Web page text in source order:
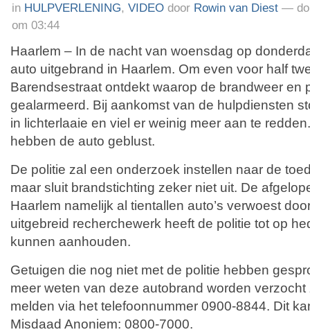
in HULPVERLENING, VIDEO door Rowin van Diest —
om 03:44
Haarlem – In de nacht van woensdag op
auto uitgebrand in Haarlem. Om even voor half
Barendsestraat ontdekt waarop de brandweer en
gealarmeerd. Bij aankomst van de hulpdiensten
in lichterlaaie en viel er weinig meer aan te
hebben de auto geblust.
De politie zal een onderzoek instellen naar de
maar sluit brandstichting zeker niet uit. De
Haarlem namelijk al tientallen auto’s verwoest
uitgebreid recherchewerk heeft de politie tot op
kunnen aanhouden.
Getuigen die nog niet met de politie hebben
meer weten van deze autobrand worden verzocht
melden via het telefoonnummer 0900-8844. Dit
Misdaad Anoniem: 0800-7000.